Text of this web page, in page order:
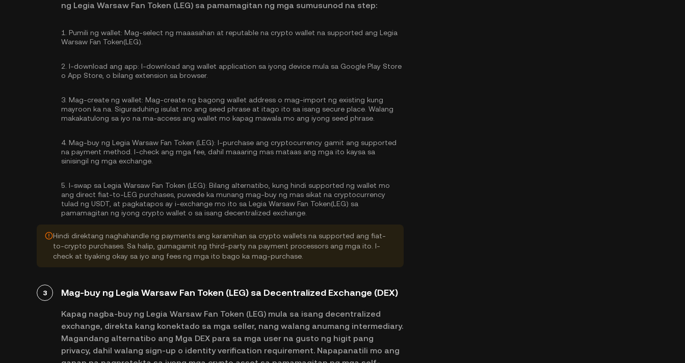
ng Legia Warsaw Fan Token (LEG) sa pamamagitan ng mga sumusunod na step:
1. Pumili ng wallet: Mag-select ng maaasahan at reputable na crypto wallet na supported ang Legia
Warsaw Fan Token(LEG).
2. I-download ang app: I-download ang wallet application sa iyong device mula sa Google Play Store
o App Store, o bilang extension sa browser.
3. Mag-create ng wallet: Mag-create ng bagong wallet address o mag-import ng existing kung
mayroon ka na. Siguraduhing isulat mo ang seed phrase at itago ito sa isang secure place. Walang
makakatulong sa iyo na ma-access ang wallet mo kapag mawala mo ang iyong seed phrase.
4. Mag-buy ng Legia Warsaw Fan Token (LEG): I-purchase ang cryptocurrency gamit ang supported
na payment method. I-check ang mga fee, dahil maaaring mas mataas ang mga ito kaysa sa
sinisingil ng mga exchange.
5. I-swap sa Legia Warsaw Fan Token (LEG): Bilang alternatibo, kung hindi supported ng wallet mo
ang direct fiat-to-LEG purchases, puwede ka munang mag-buy ng mas sikat na cryptocurrency
tulad ng USDT, at pagkatapos ay i-exchange mo ito sa Legia Warsaw Fan Token(LEG) sa
pamamagitan ng iyong crypto wallet o sa isang decentralized exchange.
Hindi direktang naghahandle ng payments ang karamihan sa crypto wallets na supported ang fiat-
to-crypto purchases. Sa halip, gumagamit ng third-party na payment processors ang mga ito. I-
check at tiyaking okay sa iyo ang fees ng mga ito bago ka mag-purchase.
3 Mag-buy ng Legia Warsaw Fan Token (LEG) sa Decentralized Exchange (DEX)
Kapag nagba-buy ng Legia Warsaw Fan Token (LEG) mula sa isang decentralized
exchange, direkta kang konektado sa mga seller, nang walang anumang intermediary.
Magandang alternatibo ang Mga DEX para sa mga user na gusto ng higit pang
privacy, dahil walang sign-up o identity verification requirement. Napapanatili mo ang